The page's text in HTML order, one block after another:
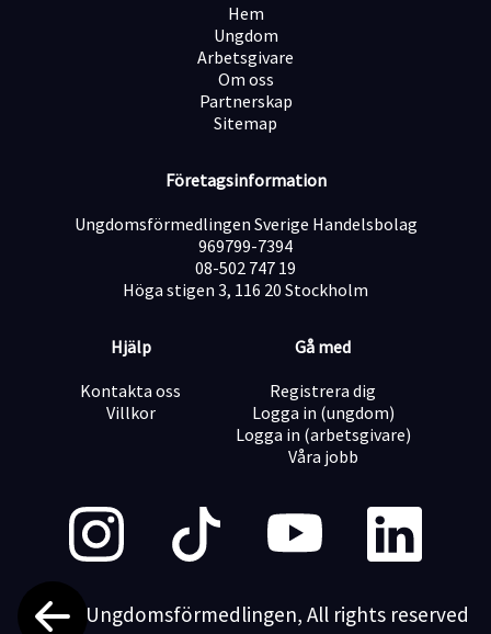
Hem
Ungdom
Arbetsgivare
Om oss
Partnerskap
Sitemap
Företagsinformation
Ungdomsförmedlingen Sverige Handelsbolag
969799-7394
08-502 747 19
Höga stigen 3, 116 20 Stockholm
Hjälp
Kontakta oss
Villkor
Gå med
Registrera dig
Logga in (ungdom)
Logga in (arbetsgivare)
Våra jobb
©2026 Ungdomsförmedlingen, All rights reserved